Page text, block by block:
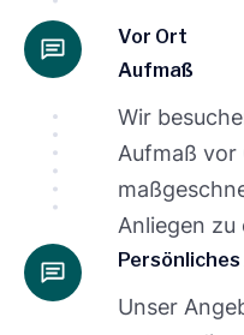
Vor Ort
Aufmaß
Wir
Aufmaß vor
Anliegen zu
Unser